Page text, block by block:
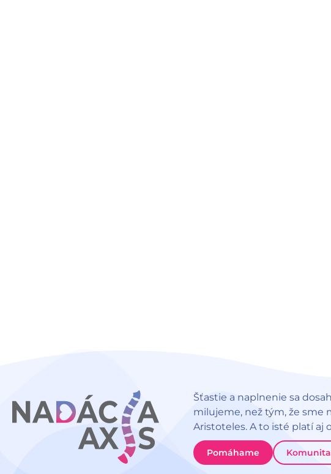
Šťastie a naplnenie sa
milujeme, než tým, že sme
Aristoteles. A to isté platí aj
Pomáhame Komunita